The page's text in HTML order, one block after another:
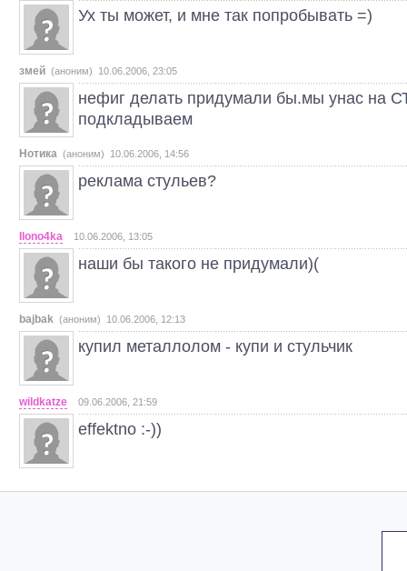
Ух ты может, и мне так попробывать =)
змей (аноним) 10.06.2006, 23:05
нефиг делать придумали бы.мы унас на
подкладываем
Нотика (аноним) 10.06.2006, 14:56
реклама стульев?
Ilono4ka 10.06.2006, 13:05
наши бы такого не придумали)(
bajbak (аноним) 10.06.2006, 12:13
купил металлолом - купи и стульчик
wildkatze 09.06.2006, 21:59
effektno :-))